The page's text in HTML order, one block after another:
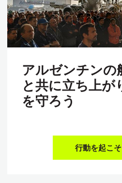
アルゼンチンの
と共に立ち上が
を守ろう
行動を起こ